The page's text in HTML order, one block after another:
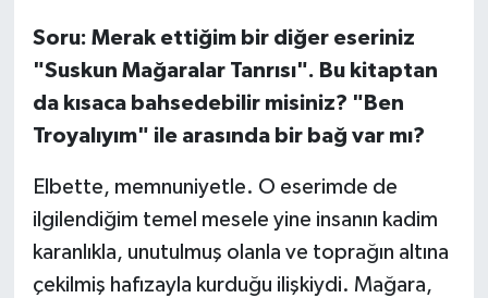
Soru: Merak ettiğim bir diğer eseriniz
"Suskun Mağaralar Tanrısı". Bu kitaptan
da kısaca bahsedebilir misiniz? "Ben
Troyalıyım" ile arasında bir bağ var mı?
Elbette, memnuniyetle. O eserimde de
ilgilendiğim temel mesele yine insanın kadim
karanlıkla, unutulmuş olanla ve toprağın altına
çekilmiş hafızayla kurduğu ilişkiydi. Mağara,